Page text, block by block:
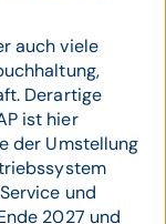
auch viele
Derartige
ist hier
der Umstellung
und
2027 und